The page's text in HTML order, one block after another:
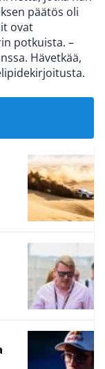
päätös oli
ovat
potkuista. –
Hävetkää,